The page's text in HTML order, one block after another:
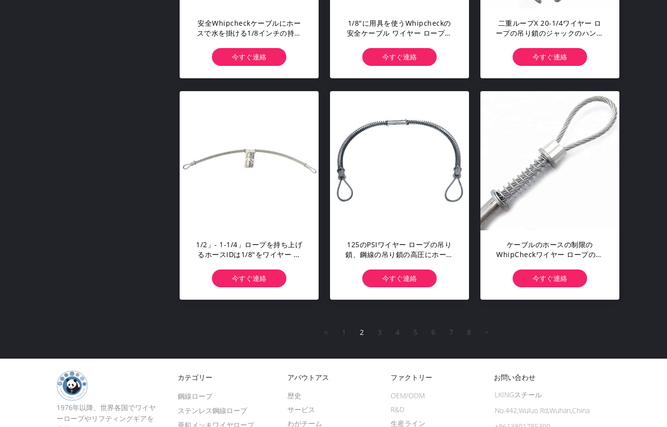
安全Whipcheckケーブルにホー
スで水を掛ける1/8インチの持ち
通されたホース
今すぐ連絡
1/8"に用具を使うWhipcheckの
安全ケーブル ワイヤー ロープの
125のPSI
今すぐ連絡
二重ループX 20-1/4ワイヤー ロ
ープの吊り鎖のジャックのハンマ
Whipcheck
今すぐ連絡
1/2」- 1-1/4」ロープを持ち上げ
るホースIDは1/8"をワイヤー ロ
今すぐ連絡
125のPSIワイヤー ロープの吊り
鎖、鋼線の吊り鎖の高圧にホース
今すぐ連絡
ケーブルのホースの制限の
WhipCheckワイヤー ロープの吊
で水を掛けるホース
今すぐ連絡
< 1 2 3 4 5 6 7 8 >
1976年以降、世界各国でワイヤ
ーロープやリフティングギアを
カテゴリー
鋼線ロープ
ステンレス鋼線ロープ
亜鉛メッキワイヤロープ
アバウトアス
歴史
サービス
わがチーム
ファクトリー
生産ライン
OEM/ODM
R&D
お問い合わせ
LKINGスチール
No.442,Wuluo Rd,Wuhan,China